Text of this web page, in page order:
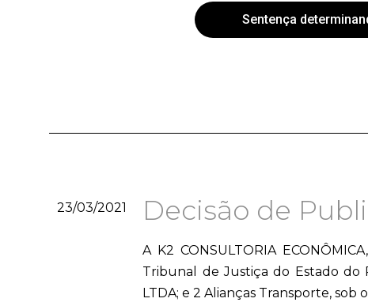
Sentença
23/03/2021 Decisão de
A K2 CONSULTORIA
Tribunal de Justiça do Estado do
LTDA; e 2 Alianças Transporte, sob